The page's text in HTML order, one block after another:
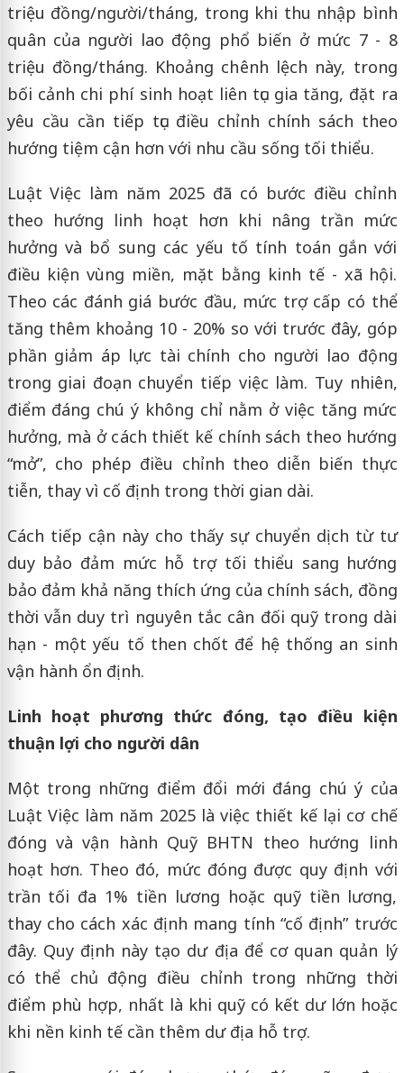
triệu đồng/người/tháng, trong khi thu nhập bình
quân của người lao động phổ biến ở mức 7 - 8
triệu đồng/tháng. Khoảng chênh lệch này, trong
bối cảnh chi phí sinh hoạt liên tục gia tăng, đặt ra
yêu cầu cần tiếp tục điều chỉnh chính sách theo
hướng tiệm cận hơn với nhu cầu sống tối thiểu.
Luật Việc làm năm 2025 đã có bước điều chỉnh
theo hướng linh hoạt hơn khi nâng trần mức
hưởng và bổ sung các yếu tố tính toán gắn với
điều kiện vùng miền, mặt bằng kinh tế - xã hội.
Theo các đánh giá bước đầu, mức trợ cấp có thể
tăng thêm khoảng 10 - 20% so với trước đây, góp
phần giảm áp lực tài chính cho người lao động
trong giai đoạn chuyển tiếp việc làm. Tuy nhiên,
điểm đáng chú ý không chỉ nằm ở việc tăng mức
hưởng, mà ở cách thiết kế chính sách theo hướng
“mở”, cho phép điều chỉnh theo diễn biến thực
tiễn, thay vì cố định trong thời gian dài.
Cách tiếp cận này cho thấy sự chuyển dịch từ tư
duy bảo đảm mức hỗ trợ tối thiểu sang hướng
bảo đảm khả năng thích ứng của chính sách, đồng
thời vẫn duy trì nguyên tắc cân đối quỹ trong dài
hạn - một yếu tố then chốt để hệ thống an sinh
vận hành ổn định.
Linh hoạt phương thức đóng, tạo điều kiện
thuận lợi cho người dân
Một trong những điểm đổi mới đáng chú ý của
Luật Việc làm năm 2025 là việc thiết kế lại cơ chế
đóng và vận hành Quỹ BHTN theo hướng linh
hoạt hơn. Theo đó, mức đóng được quy định với
trần tối đa 1% tiền lương hoặc quỹ tiền lương,
thay cho cách xác định mang tính “cố định” trước
đây. Quy định này tạo dư địa để cơ quan quản lý
có thể chủ động điều chỉnh trong những thời
điểm phù hợp, nhất là khi quỹ có kết dư lớn hoặc
khi nền kinh tế cần thêm dư địa hỗ trợ.